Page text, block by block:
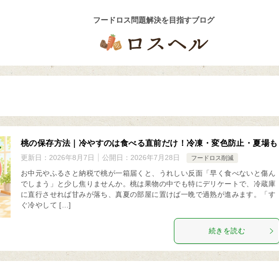
桃の保存方法｜冷やすのは食べる直前だけ！冷凍・変色防止・夏場も
更新日： 2026年8月7日 公開日： 2026年7月28日 フードロス削減
お中元やふるさと納税で桃が一箱届くと、うれしい反面「早く食べないと傷ん
でしまう」と少し焦りませんか。桃は果物の中でも特にデリケートで、冷蔵庫
に直行させれば甘みが落ち、真夏の部屋に置けば一晩で過熟が進みます。「す
ぐ冷やして […]
続きを読む